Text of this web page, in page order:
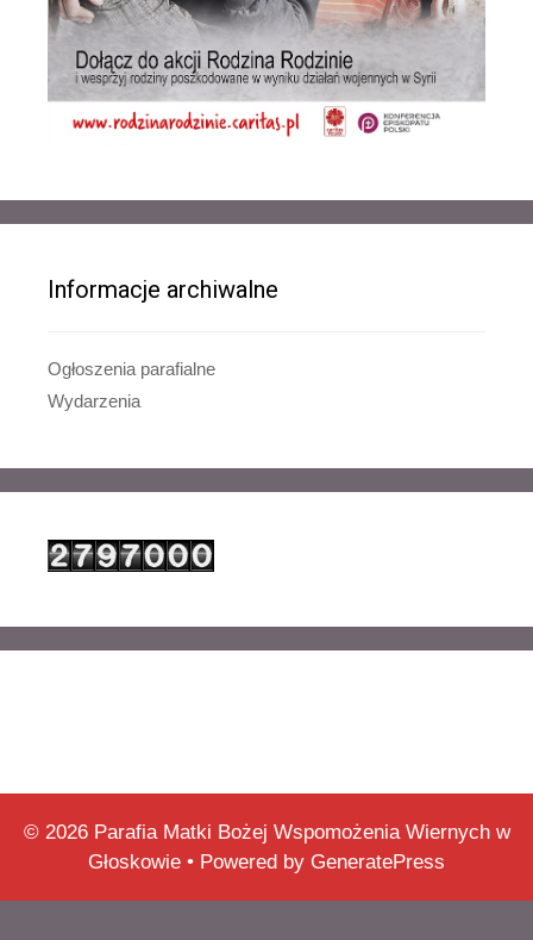
Informacje archiwalne
Ogłoszenia parafialne
Wydarzenia
© 2026 Parafia Matki Bożej Wspomożenia Wiernych w
Głoskowie • Powered by GeneratePress